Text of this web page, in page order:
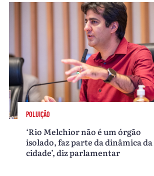
POLUIÇÃO
‘Rio Melchior não é um órgão
isolado, faz parte da dinâmica da
cidade’, diz parlamentar